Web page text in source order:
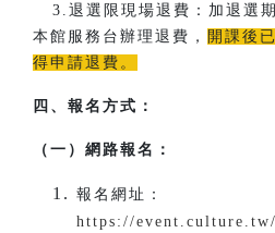
3.退選限現場退費：加退選
本館服務台辦理退費，
開課後
得申請退費。
四、報名方式：
（一）網路報名：
報名網址：
https://